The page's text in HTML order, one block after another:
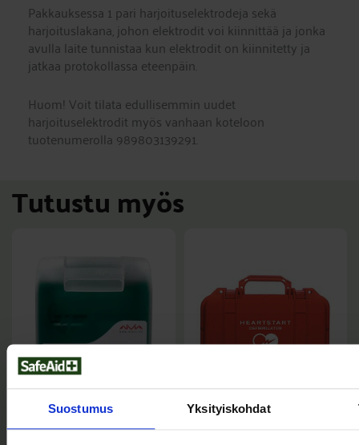
Suostumus Yksityiskohdat
Pakkauksessa 1 pari harjoituselektrodeja sekä
harjoituslakana, johon elektrodit voi kiinnittää ja jonka
avulla laite tunnistaa kun elektrodit on kiinnitetty ja
jatkaa protokollassa eteenpäin.
Huom! Voit tilata edullisemmin uudet
harjoituselektrodit myös vanhaan koteloon
tuotenumerolla 989803139291.
Tutustu myös
Philips HeartStart FRx -